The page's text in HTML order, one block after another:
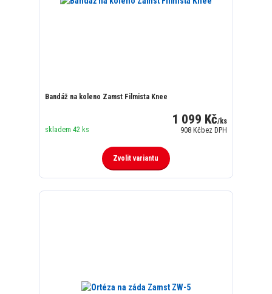
Bandáž na koleno Zamst Filmista Knee
1 099 Kč/ks
908 Kčbez DPH
skladem 42 ks
Zvolit variantu